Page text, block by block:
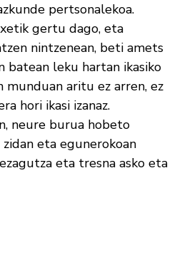
pertsonalekoa.
gertu dago, eta
nintzenean, beti amets
batean leku hartan ikasiko
munduan aritu ez arren, ez
hori ikasi izanaz.
neure burua hobeto
eta egunerokoan
eta tresna asko eta